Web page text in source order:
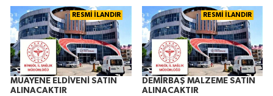
RESMİ İLANDIR
MUAYENE ELDİVENİ SATIN
ALINACAKTIR
RESMİ İLANDIR
DEMİRBAŞ MALZEME SATIN
ALINACAKTIR